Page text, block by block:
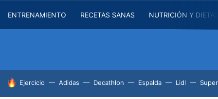
ENTRENAMIENTO RECETAS SANAS NUTRICIÓN Y
HOY SE HABLA DE
Ejercicio Adidas Decathlon Espalda Lidl